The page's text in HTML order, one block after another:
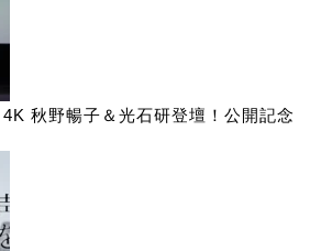
秋野暢子＆光石研登壇！公開記念